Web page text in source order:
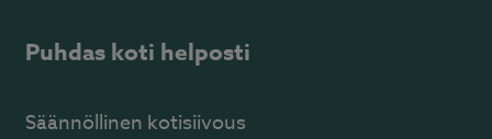
Puhdas koti helposti
Säännöllinen kotisiivous